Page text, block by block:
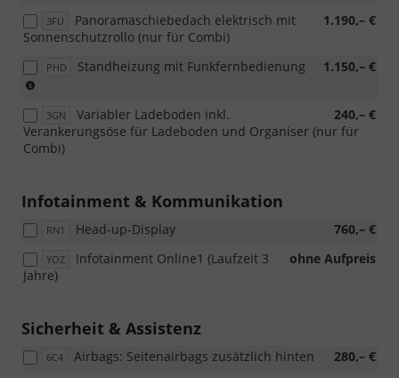
3FU 1.190,– €
Panoramaschiebedach elektrisch mit
Sonnenschutzrollo (nur für Combi)
PHD 1.150,– €
Standheizung mit Funkfernbedienung
iV
Version
bestellbar
3GN 240,– €
Variabler Ladeboden inkl.
Verankerungsöse für Ladeboden und Organiser (nur für
Combi)
Infotainment & Kommunikation
RN1 760,– €
Head-up-Display
YOZ ohne Aufpreis
Infotainment Online1 (Laufzeit 3
Jahre)
Sicherheit & Assistenz
6C4 280,– €
Airbags: Seitenairbags zusätzlich hinten